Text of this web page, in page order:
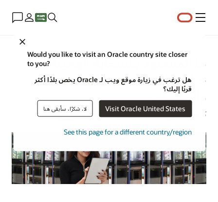
القائمة
Would you like to visit an Oracle country site closer
to you?
هل ترغب في زيارة موقع ويب لـ Oracle يخص بلدًا أكثر
قربًا إليك؟
Visit Oracle United States لا، شكرًا، سأبقى هنا
See this page for a different country/region
ما المقصود بالسحابة الهجينة؟
حالات الاستخدام، والإيجابيات
والسلبيات
كريس ميرفي | مدير محتوى في Oracle | 29 فبراير 2024